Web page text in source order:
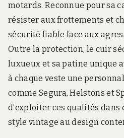
motards. Reconnue pour sa
résister aux frottements et
sécurité fiable face aux
Outre la protection, le cuir
luxueux et sa patine unique
à chaque veste une
comme Segura, Helstons et
d’exploiter ces qualités dans
style vintage au design